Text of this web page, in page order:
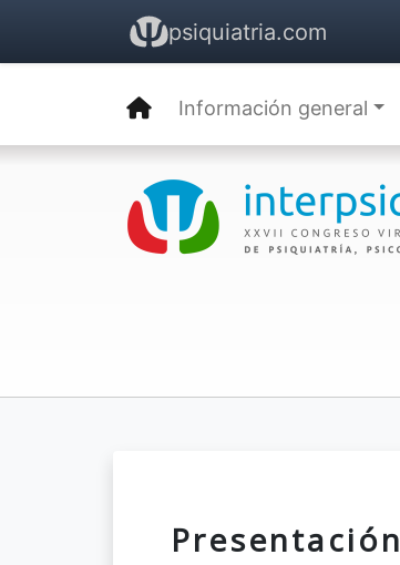
psiquiatria.com
Información general
Presentación